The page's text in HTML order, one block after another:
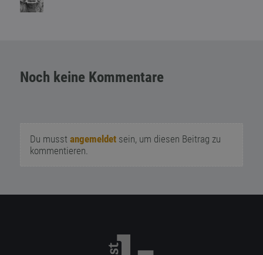
Noch keine Kommentare
Du musst angemeldetsein, um diesen Beitrag zu
kommentieren.